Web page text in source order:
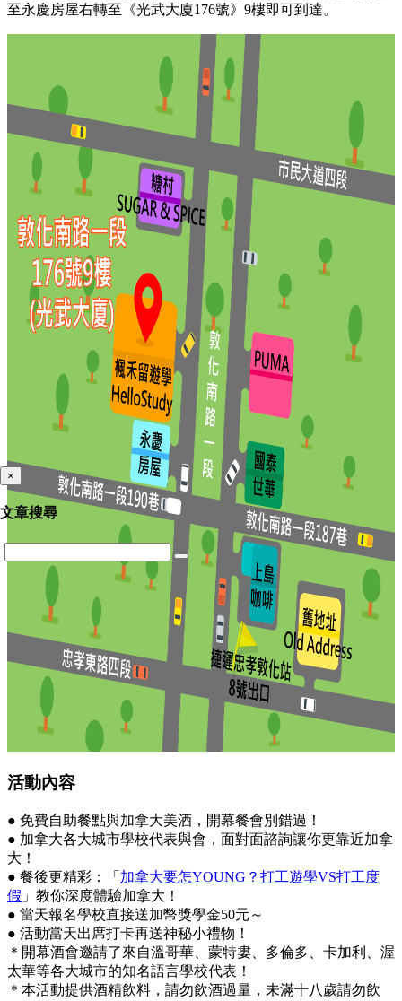
至永慶房屋右轉至《光武大廈176號》9樓即可到達。
活動內容
● 免費自助餐點與加拿大美酒，開幕餐會別錯過！
● 加拿大各大城市學校代表與會，面對面諮詢讓你更靠近加拿
大！
● 餐後更精彩：「 加拿大要怎YOUNG？打工遊學VS打工度
假 」教你深度體驗加拿大！
● 當天報名學校直接送加幣獎學金50元～
● 活動當天出席打卡再送神秘小禮物！
＊開幕酒會邀請了來自溫哥華、蒙特婁、多倫多、卡加利、渥
太華等各大城市的知名語言學校代表！
＊本活動提供酒精飲料，請勿飲酒過量，未滿十八歲請勿飲
×
文章搜尋